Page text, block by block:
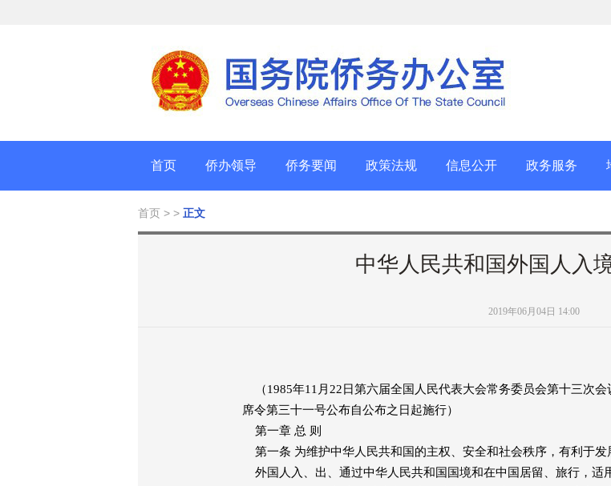
首页 侨办领导 侨务要闻 政策法规 信息公开 政务服务
首页 > > 正文
中华人民共和国外国人入
2019年06月04日 14:00
（1985年11月22日第六届全国人民代表大会常务委员会第十三次会
席令第三十一号公布自公布之日起施行）
第一章 总 则
第一条 为维护中华人民共和国的主权、安全和社会秩序，有利于发
外国人入、出、通过中华人民共和国国境和在中国居留、旅行，适